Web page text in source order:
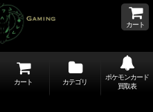
カート
カート カテゴリ
ポケモンカード
買取表